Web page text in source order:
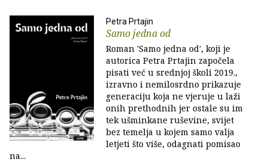
Petra Prtajin
Samo jedna od
Roman 'Samo jedna od', koji je
autorica Petra Prtajin započela
pisati već u srednjoj školi 2019.,
izravno i nemilosrdno prikazuje
generaciju koja ne vjeruje u laži
onih prethodnih jer ostale su im
tek ušminkane ruševine, svijet
bez temelja u kojem samo valja
letjeti što više, odagnati pomisao
na...